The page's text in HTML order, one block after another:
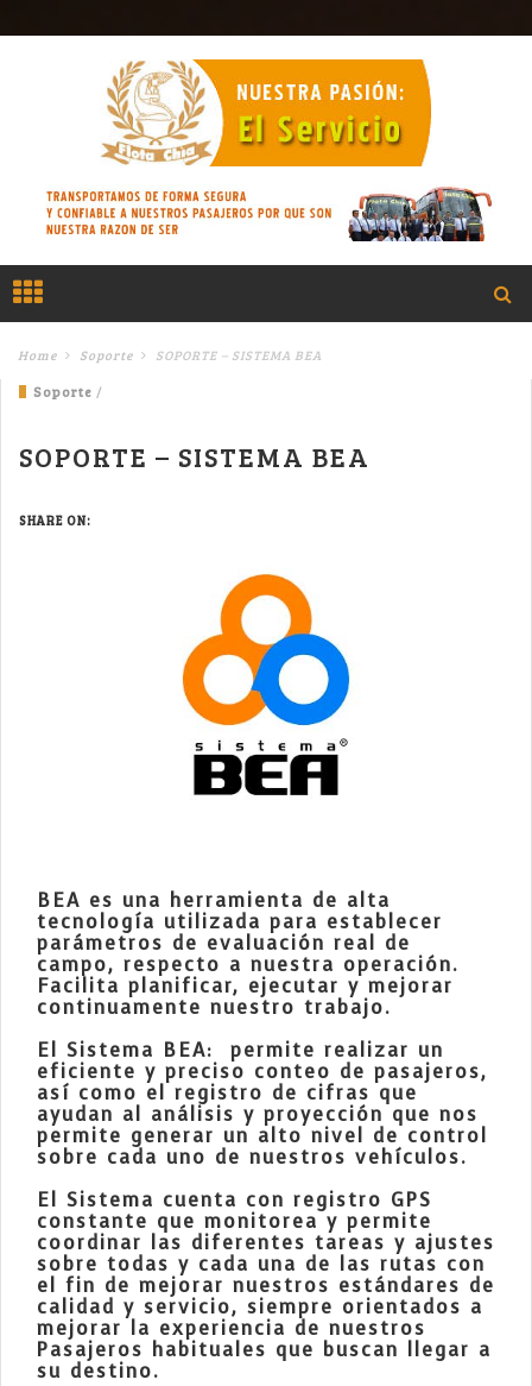
Home Soporte SOPORTE – SISTEMA BEA
Soporte /
SOPORTE – SISTEMA BEA
SHARE ON:
BEA es una herramienta de alta
tecnología utilizada para establecer
parámetros de evaluación real de
campo, respecto a nuestra operación.
Facilita planificar, ejecutar y mejorar
continuamente nuestro trabajo.
El Sistema BEA: permite realizar un
eficiente y preciso conteo de pasajeros,
así como el registro de cifras que
ayudan al análisis y proyección que nos
permite generar un alto nivel de control
sobre cada uno de nuestros vehículos.
El Sistema cuenta con registro GPS
constante que monitorea y permite
coordinar las diferentes tareas y ajustes
sobre todas y cada una de las rutas con
el fin de mejorar nuestros estándares de
calidad y servicio, siempre orientados a
mejorar la experiencia de nuestros
Pasajeros habituales que buscan llegar a
su destino.